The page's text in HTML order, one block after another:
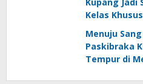
Kelas
Menuju
Paskibraka
Tempur di